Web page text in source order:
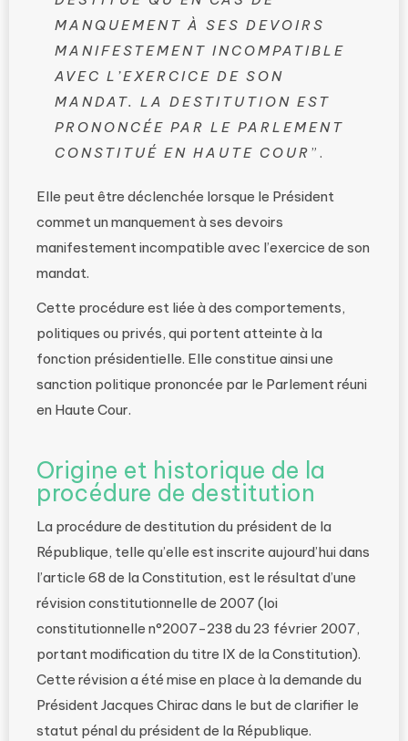
MANQUEMENT À SES DEVOIRS
MANIFESTEMENT INCOMPATIBLE
AVEC L’EXERCICE DE SON
MANDAT. LA DESTITUTION EST
PRONONCÉE PAR LE PARLEMENT
CONSTITUÉ EN HAUTE COUR ”.
Elle peut être déclenchée lorsque le Président
commet un manquement à ses devoirs
manifestement incompatible avec l’exercice de son
mandat.
Cette procédure est liée à des comportements,
politiques ou privés, qui portent atteinte à la
fonction présidentielle. Elle constitue ainsi une
sanction politique prononcée par le Parlement réuni
en Haute Cour.
Origine et historique de la
procédure de destitution
La procédure de destitution du président de la
République, telle qu’elle est inscrite aujourd’hui dans
l’article 68 de la Constitution, est le résultat d’une
révision constitutionnelle de 2007 (loi
constitutionnelle n°2007-238 du 23 février 2007,
portant modification du titre IX de la Constitution).
Cette révision a été mise en place à la demande du
Président Jacques Chirac dans le but de clarifier le
statut pénal du président de la République.